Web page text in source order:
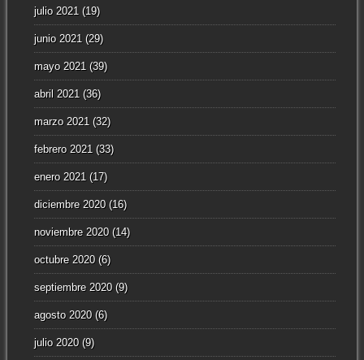
julio 2021(19)
junio 2021(29)
mayo 2021(39)
abril 2021(36)
marzo 2021(32)
febrero 2021(33)
enero 2021(17)
diciembre 2020(16)
noviembre 2020(14)
octubre 2020(6)
septiembre 2020(9)
agosto 2020(6)
julio 2020(9)